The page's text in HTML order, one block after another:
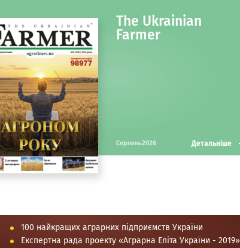
The Ukrainian
Farmer
Серпень2026 Детальніше
100 найкращих аграрних підприємств України
Експертна рада проекту «Аграрна Еліта України - 2019»